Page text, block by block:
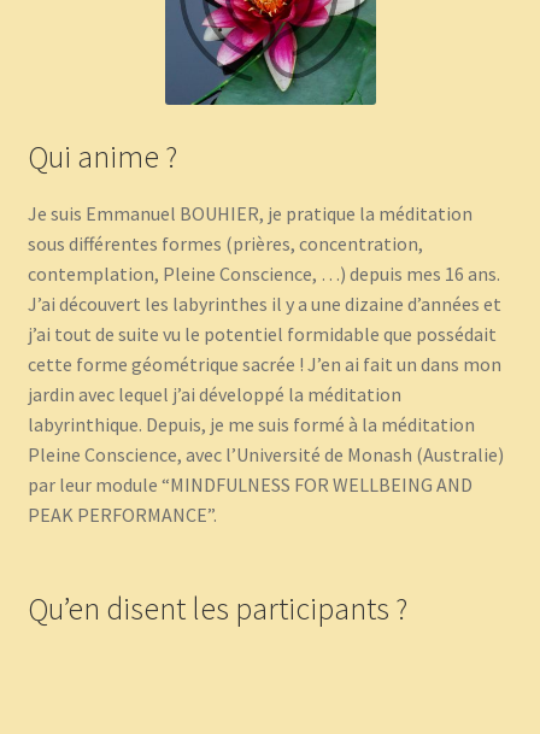
Qui anime ?
Je suis Emmanuel BOUHIER, je pratique la méditation
sous différentes formes (prières, concentration,
contemplation, Pleine Conscience, …) depuis mes 16 ans.
J’ai découvert les labyrinthes il y a une dizaine d’années et
j’ai tout de suite vu le potentiel formidable que possédait
cette forme géométrique sacrée ! J’en ai fait un dans mon
jardin avec lequel j’ai développé la méditation
labyrinthique. Depuis, je me suis formé à la méditation
Pleine Conscience, avec l’Université de Monash (Australie)
par leur module “MINDFULNESS FOR WELLBEING AND
PEAK PERFORMANCE”.
Qu’en disent les participants ?